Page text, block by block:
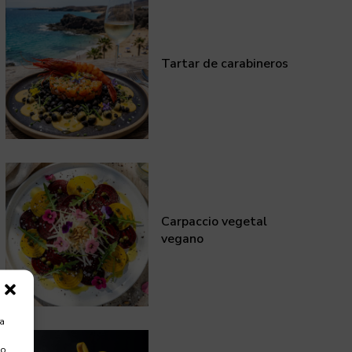
Tartar de carabineros
Carpaccio vegetal
vegano